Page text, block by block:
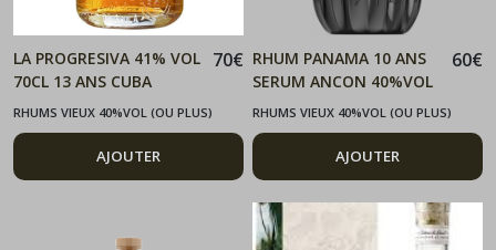
LA PROGRESIVA 41% VOL
70CL 13 ANS CUBA
70€
RHUMS VIEUX 40%VOL (OU PLUS)
AJOUTER
RHUM PANAMA 10 ANS
SERUM ANCON 40%VOL
70CL
60€
RHUMS VIEUX 40%VOL (OU PLUS)
AJOUTER